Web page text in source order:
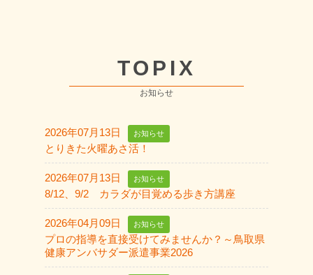
TOPIX
お知らせ
2026年07月13日 お知らせ
とりきた火曜あさ活！
2026年07月13日 お知らせ
8/12、9/2 カラダが目覚める歩き方講座
2026年04月09日 お知らせ
プロの指導を直接受けてみませんか？～鳥取県
健康アンバサダー派遣事業2026